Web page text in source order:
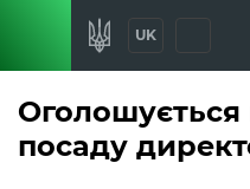
UK
Оголошується
посаду